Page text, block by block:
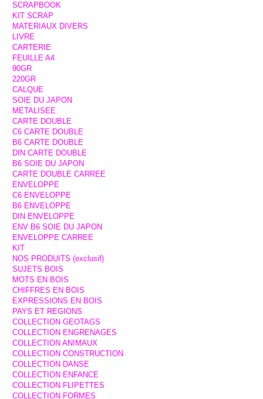
SCRAPBOOK
KIT SCRAP
MATERIAUX DIVERS
LIVRE
CARTERIE
FEUILLE A4
90GR
220GR
CALQUE
SOIE DU JAPON
METALISEE
CARTE DOUBLE
C6 CARTE DOUBLE
B6 CARTE DOUBLE
DIN CARTE DOUBLE
B6 SOIE DU JAPON
CARTE DOUBLE CARREE
ENVELOPPE
C6 ENVELOPPE
B6 ENVELOPPE
DIN ENVELOPPE
ENV B6 SOIE DU JAPON
ENVELOPPE CARREE
KIT
NOS PRODUITS (exclusif)
SUJETS BOIS
MOTS EN BOIS
CHIFFRES EN BOIS
EXPRESSIONS EN BOIS
PAYS ET REGIONS
COLLECTION GEOTAGS
COLLECTION ENGRENAGES
COLLECTION ANIMAUX
COLLECTION CONSTRUCTION
COLLECTION DANSE
COLLECTION ENFANCE
COLLECTION FLIPETTES
COLLECTION FORMES